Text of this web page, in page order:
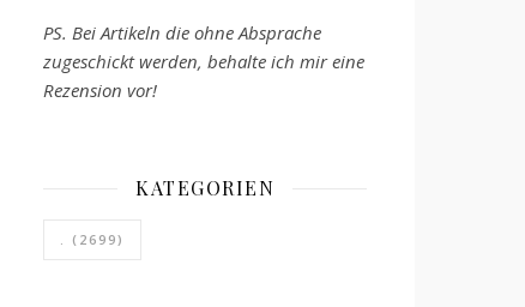
PS. Bei Artikeln die ohne Absprache
zugeschickt werden, behalte ich mir eine
Rezension vor!
KATEGORIEN
. (2699)